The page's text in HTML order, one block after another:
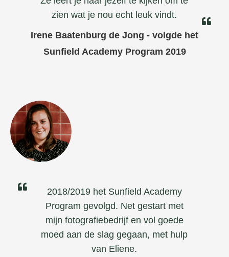
zien wat je nou echt leuk vindt.
Irene Baatenburg de Jong - volgde het
Sunfield Academy Program 2019
2018/2019 het Sunfield Academy
Program gevolgd. Net gestart met
mijn fotografiebedrijf en vol goede
moed aan de slag gegaan, met hulp
van Eliene.